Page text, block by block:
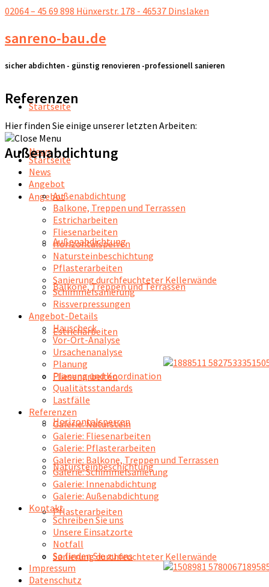
02064 – 45 69 898 Hünxerstr. 178 - 46537 Dinslaken
sanreno-bau.de
sicher abdichten - günstig renovieren -professionell sanieren
Startseite
News
Angebot
Außenabdichtung
Balkone, Treppen und Terrassen
Estricharbeiten
Fliesenarbeiten
Horizontalsperren
Natursteinbeschichtung
Pflasterarbeiten
Sanierung durchfeuchteter Kellerwände
Startseite
News
Angebot
Außenabdichtung
Balkone, Treppen und Terrassen
Estricharbeiten
Fliesenarbeiten
Horizontalsperren
Natursteinbeschichtung
Pflasterarbeiten
Sanierung durchfeuchteter Kellerwände
Schimmelsanierung
Rissverpressungen
Angebot-Details
Hauscheck
Vor-Ort-Analyse
Ursachenanalyse
Planung
Planung und Koordination
Qualitätsstandards
Lastfälle
Referenzen
Galerie: Naturstein
Galerie: Fliesenarbeiten
Galerie: Pflasterarbeiten
Galerie: Balkone, Treppen und Terrassen
Galerie: Schimmelsanierung
Galerie: Innenabdichtung
Galerie: Außenabdichtung
Kontakt
Schreiben Sie uns
Unsere Einsatzorte
Notfall
So finden Sie zu uns
Impressum
Datenschutz
Referenzen
Hier finden Sie einige unserer letzten Arbeiten:
Außenabdichtung